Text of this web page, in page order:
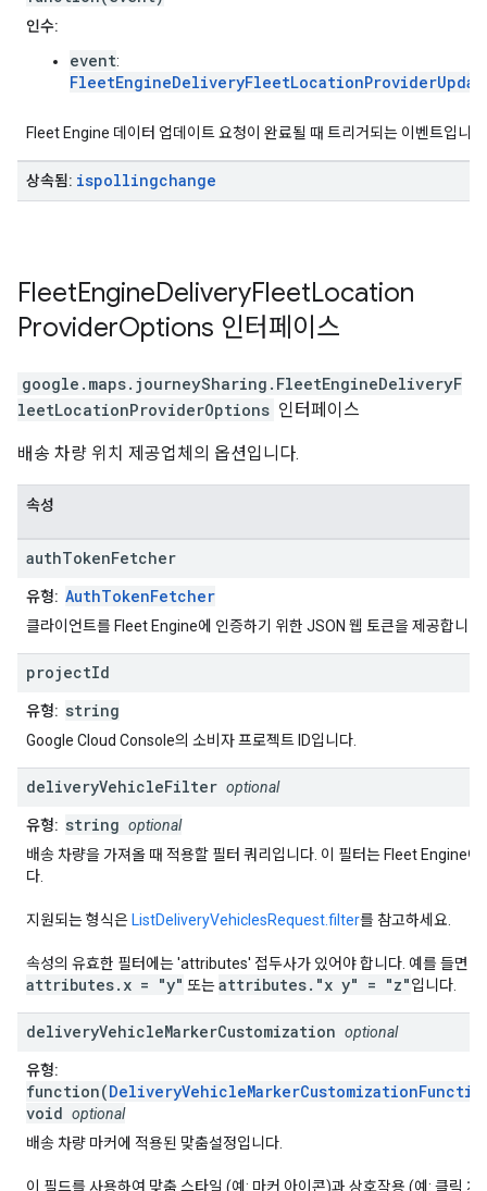
인수:
event:
Fleet Engine 데이터 업데이트 요청이 완료될 때 트리거되는 이벤트입니
상속됨: ispollingchange
FleetEngineDeliveryFleetLocation
ProviderOptions 인터페이스
google.maps.journeySharing . FleetEngineDeliveryF
leetLocationProviderOptions 인터페이스
배송 차량 위치 제공업체의 옵션입니다.
속성
authTokenFetcher
유형: AuthTokenFetcher
클라이언트를 Fleet Engine에 인증하기 위한 JSON 웹 토큰을 제공합니다.
projectId
유형: string
Google Cloud Console의 소비자 프로젝트 ID입니다.
deliveryVehicleFilter optional
유형: string optional
배송 차량을 가져올 때 적용할 필터 쿼리입니다. 이 필터는 Fleet Engine에
다.
지원되는 형식은 ListDeliveryVehiclesRequest.filter를 참고하세요.
속성의 유효한 필터에는 'attributes' 접두사가 있어야 합니다. 예를 들면
attributes.x = "y" 또는attributes."x y" = "z"입니다.
deliveryVehicleMarkerCustomization optional
유형:
function(
void optional
배송 차량 마커에 적용된 맞춤설정입니다.
이 필드를 사용하여 맞춤 스타일 (예: 마커 아이콘)과 상호작용 (예: 클릭 처